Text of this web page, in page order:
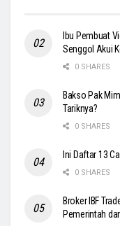
Ibu Pembuat
Senggol Akui
0 SHARES
Bakso Pak
Tariknya?
0 SHARES
Ini Daftar 13
0 SHARES
Broker IBF
Pemerintah